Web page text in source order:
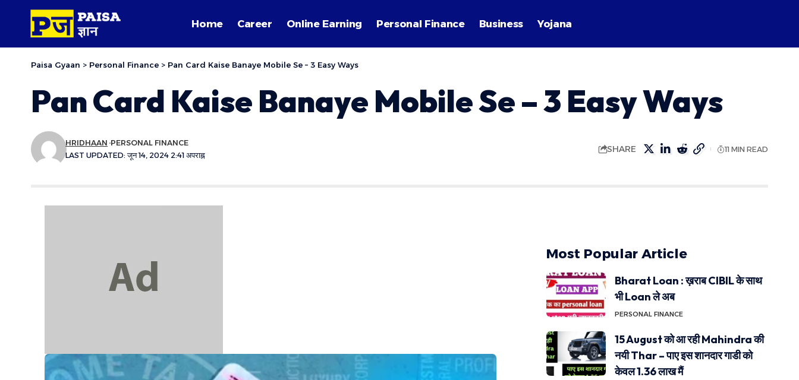
Home Career Online Earning Personal Finance Business Yojana
Paisa Gyaan > Personal Finance > Pan Card Kaise Banaye Mobile Se – 3 Easy Ways
Pan Card Kaise Banaye Mobile Se – 3 Easy Ways
LAST UPDATED: जून 14, 2024 2:41 अपराह्न
HRIDHAAN PERSONAL FINANCE
SHARE 11 MIN READ
Most Popular Article
Bharat Loan : ख़राब CIBIL के साथ
भी Loan ले अब
PERSONAL FINANCE
15 August को आ रही Mahindra की
नयी Thar – पाए इस शानदार गाडी को
केवल 1.36 लाख मैं